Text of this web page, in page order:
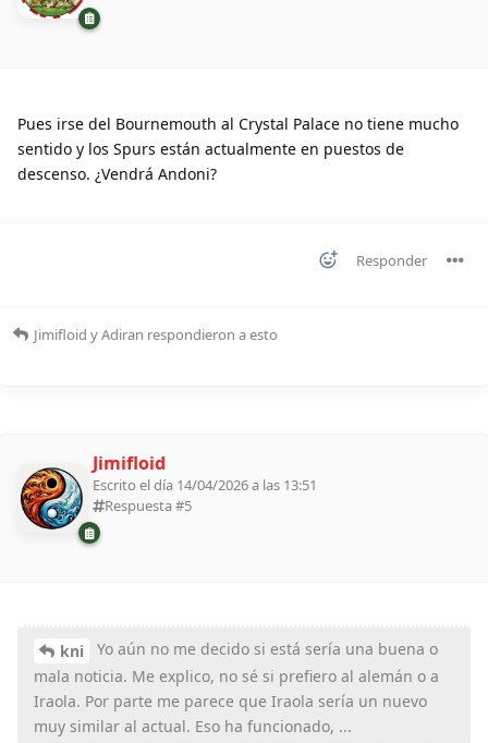
Pues irse del Bournemouth al Crystal Palace no tiene mucho
sentido y los Spurs están actualmente en puestos de
descenso. ¿Vendrá Andoni?
Responder
Jimifloid yAdiran respondieron a esto
Jimifloid
Escrito el día 14/04/2026 a las 13:51
Respuesta #5
kni
Yo aún no me decido si está sería una buena o
mala noticia. Me explico, no sé si prefiero al alemán o a
Iraola. Por parte me parece que Iraola sería un nuevo
muy similar al actual. Eso ha funcionado, ...